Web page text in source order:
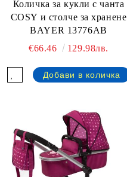
Количка за кукли с чанта
COSY и столче за хранене
BAYER 13776AB
€66.46
129.98лв.